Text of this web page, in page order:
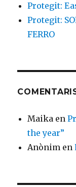
Protegit:
Protegit:
FERRO
Maika en
the year”
Anònim en